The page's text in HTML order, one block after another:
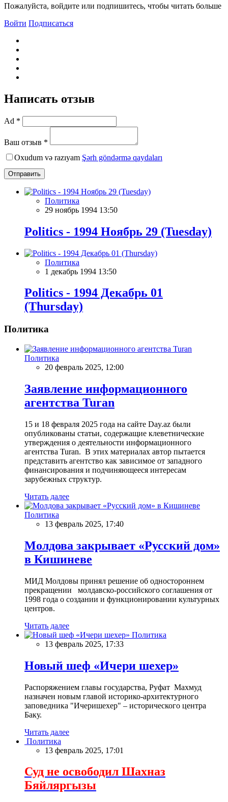
Пожалуйста, войдите или подпишитесь, чтобы читать больше
Войти Подписаться
Написать отзыв
Ad *
Ваш отзыв *
Oxudum və razıyam Şərh göndərmə qaydaları
Отправить
Политика
29 ноябрь 1994 13:50
Politics - 1994 Ноябрь 29 (Tuesday)
Политика
1 декабрь 1994 13:50
Politics - 1994 Декабрь 01
(Thursday)
Политика
Политика
20 февраль 2025, 12:00
Заявление информационного
агентства Turan
15 и 18 февраля 2025 года на сайте Day.az были
опубликованы статьи, содержащие клеветнические
утверждения о деятельности информационного
агентства Turan. В этих материалах автор пытается
представить агентство как зависимое от западного
финансирования и подчиняющееся интересам
зарубежных структур.
Читать далее
Политика
13 февраль 2025, 17:40
Молдова закрывает «Русский дом»
в Кишиневе
МИД Молдовы принял решение об одностороннем
прекращении молдавско-российского соглашения от
1998 года о создании и функционировании культурных
центров.
Читать далее
Политика
13 февраль 2025, 17:33
Новый шеф «Ичери шехер»
Распоряжением главы государства, Руфат Махмуд
назначен новым главой историко-архитектурного
заповедника "Ичеришехер" – исторического центра
Баку.
Читать далее
Политика
13 февраль 2025, 17:01
Суд не освободил Шахназ
Бяйляргызы